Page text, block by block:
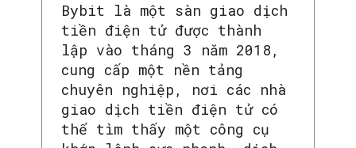
Bybit là một sàn giao dịch
tiền điện tử được thành
lập vào tháng 3 năm 2018,
cung cấp một nền tảng
chuyên nghiệp, nơi các nhà
giao dịch tiền điện tử có
thể tìm thấy một công cụ